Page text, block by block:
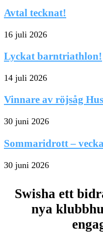
Avtal tecknat!
16 juli 2026
Lyckat barntriathlon!
14 juli 2026
Vinnare av röjsåg
30 juni 2026
Sommaridrott –
30 juni 2026
Swisha ett
nya